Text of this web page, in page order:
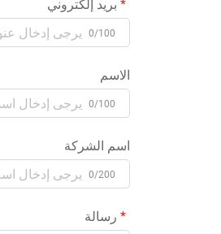
بريد إلكتروني
0/100
الاسم
0/100
اسم الشركة
0/200
رسالة